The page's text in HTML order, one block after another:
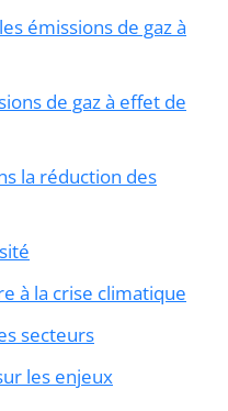
émissions de gaz à
de gaz à effet de
la réduction des
à la crise climatique
secteurs
les enjeux